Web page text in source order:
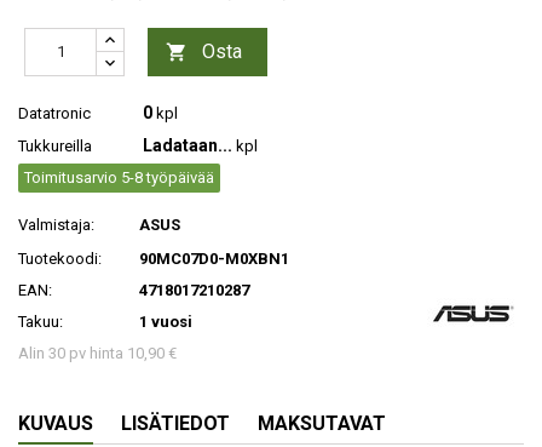
 Osta
Datatronic 0 kpl
Tukkureilla
Ladataan... kpl
Toimitusarvio 5-8 työpäivää
Valmistaja:
ASUS
Tuotekoodi:
90MC07D0-M0XBN1
EAN:
4718017210287
Takuu:
1 vuosi
Alin 30 pv hinta 10,90 €
KUVAUS LISÄTIEDOT MAKSUTAVAT